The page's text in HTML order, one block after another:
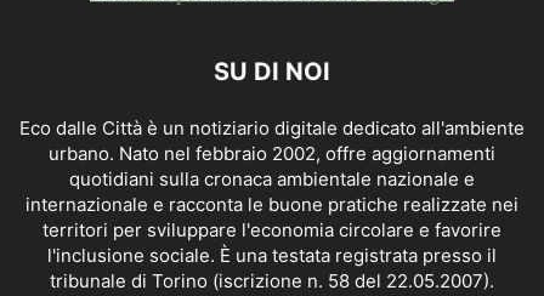
SU DI NOI
Eco dalle Città è un notiziario digitale dedicato all'ambiente
urbano. Nato nel febbraio 2002, offre aggiornamenti
quotidiani sulla cronaca ambientale nazionale e
internazionale e racconta le buone pratiche realizzate nei
territori per sviluppare l'economia circolare e favorire
l'inclusione sociale. È una testata registrata presso il
tribunale di Torino (iscrizione n. 58 del 22.05.2007).